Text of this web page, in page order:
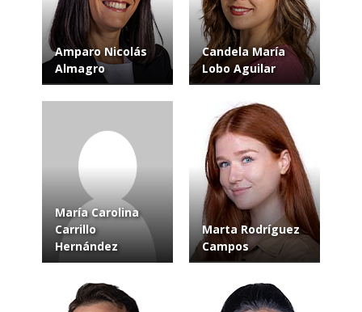
Amparo Nicolás
Almagro
Candela María
Lobo Aguilar
María Carolina
Carrillo
Hernández
Marta Rodríguez
Campos